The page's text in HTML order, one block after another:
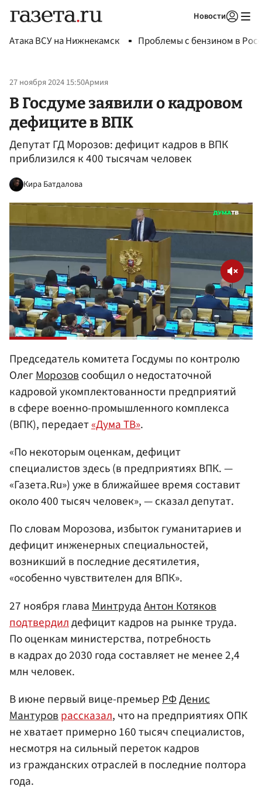
Новости
Атака ВСУ на Нижнекамск Проблемы с бензином в
27 ноября 2024 15:50Армия
В Госдуме заявили о кадровом
дефиците в ВПК
Депутат ГД Морозов: дефицит кадров в ВПК
приблизился к 400 тысячам человек
Кира Батдалова
Председатель комитета Госдумы по контролю
ОлегМорозовсообщил о недостаточной
кадровой укомплектованности предприятий
в сфере военно-промышленного комплекса
(ВПК), передает«Дума ТВ».
«По некоторым оценкам, дефицит
специалистов здесь (в предприятиях ВПК. —
«Газета.Ru») уже в ближайшее время составит
около 400 тысяч человек», — сказал депутат.
По словам Морозова, избыток гуманитариев и
дефицит инженерных специальностей,
возникший в последние десятилетия,
«особенно чувствителен для ВПК».
27 ноября глава МинтрудаАнтон Котяков
подтвердилдефицит кадров на рынке труда.
По оценкам министерства, потребность
в кадрах до 2030 года составляет не менее 2,4
млн человек.
В июне первый вице-премьерРФДенис
Мантуроврассказал, что на предприятиях ОПК
не хватает примерно 160 тысяч специалистов,
несмотря на сильный переток кадров
из гражданских отраслей в последние полтора
года.